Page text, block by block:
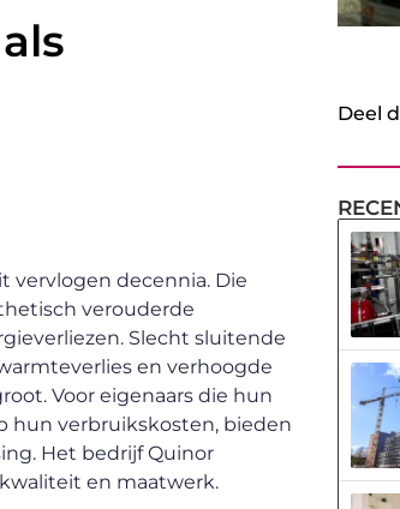
vervlogen decennia. Die
verouderde
Slecht sluitende
en verhoogde
Voor eigenaars die hun
hun verbruikskosten, bieden
Het bedrijf Quinor
en maatwerk.
Deel